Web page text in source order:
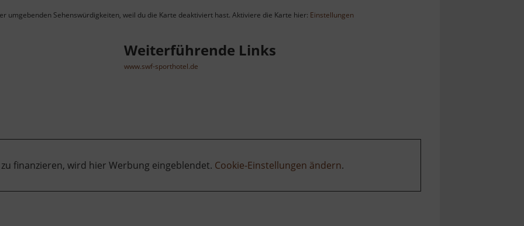
umgebenden Sehenswürdigkeiten, weil du die Karte deaktiviert hast. Aktiviere die Karte hier: Einstellungen
Weiterführende Links
www.swf-sporthotel.de
finanzieren, wird hier Werbung eingeblendet. Cookie-Einstellungen ändern.